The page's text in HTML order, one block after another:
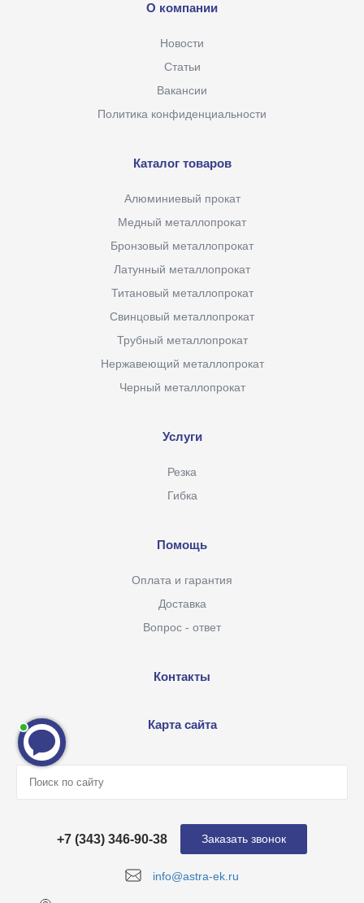
О компании
Новости
Статьи
Вакансии
Политика конфиденциальности
Каталог товаров
Алюминиевый прокат
Медный металлопрокат
Бронзовый металлопрокат
Латунный металлопрокат
Титановый металлопрокат
Свинцовый металлопрокат
Трубный металлопрокат
Нержавеющий металлопрокат
Черный металлопрокат
Услуги
Резка
Гибка
Помощь
Оплата и гарантия
Доставка
Вопрос - ответ
Контакты
Карта сайта
info@astra-ek.ru
+7 (343) 346-90-38 Заказать звонок